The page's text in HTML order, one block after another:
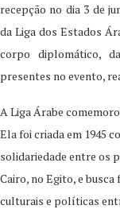
recepção no dia 3 de
da Liga dos Estados
corpo diplomático,
presentes no evento,
A Liga Árabe
Ela foi criada em 1945
solidariedade entre os
Cairo, no Egito, e
culturais e políticas